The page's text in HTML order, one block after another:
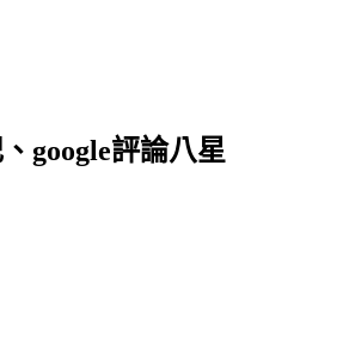
google評論八星